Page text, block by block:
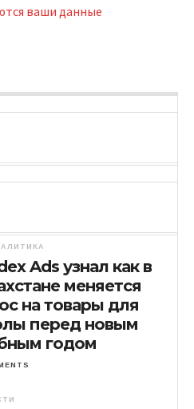
ваши данные
Ads узнал как в
меняется
на товары для
перед новым
годом